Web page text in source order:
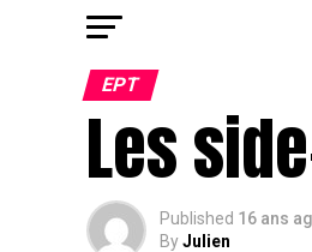
EPT
Les
Published 16 ans
ByJulien